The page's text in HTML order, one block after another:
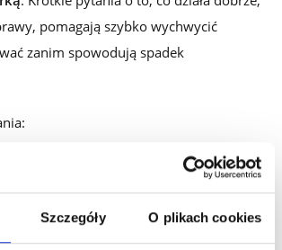
Szczegóły O plikach cookies
pomagają szybko wychwycić
zanim spowodują spadek
ostatnie zakupy/wizytę? (1–5)
nas znajomym?